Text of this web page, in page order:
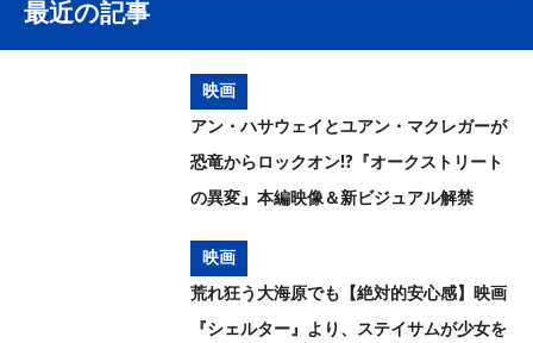
最近の記事
映画
アン・ハサウェイとユアン・マクレガーが
恐竜からロックオン!?『オークストリート
の異変』本編映像＆新ビジュアル解禁
映画
荒れ狂う大海原でも【絶対的安心感】映画
『シェルター』より、ステイサムが少女を